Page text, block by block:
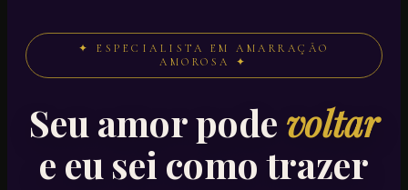
✦ ESPECIALISTA EM AMARRAÇÃO
AMOROSA ✦
Seu amor pode voltar
e eu sei como trazer